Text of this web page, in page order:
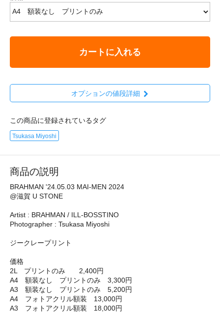
カートに入れる
オプションの値段詳細
この商品に登録されているタグ
Tsukasa Miyoshi
商品の説明
BRAHMAN '24.05.03 MAI-MEN 2024
@滋賀 U STONE
Artist : BRAHMAN / ILL-BOSSTINO
Photographer : Tsukasa Miyoshi
ジークレープリント
価格
2L プリントのみ 2,400円
A4 額装なし プリントのみ 3,300円
A3 額装なし プリントのみ 5,200円
A4 フォトアクリル額装 13,000円
A3 フォトアクリル額装 18,000円